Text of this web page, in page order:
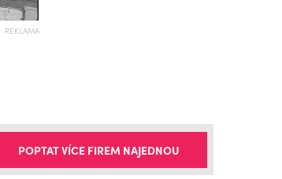
REKLAMA
POPTAT VÍCE FIREM NAJEDNOU